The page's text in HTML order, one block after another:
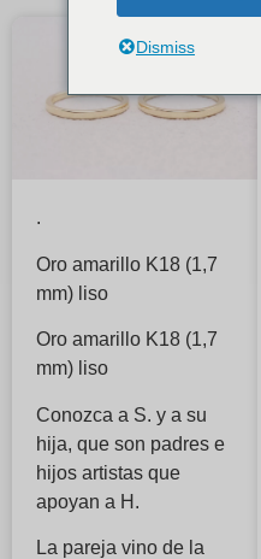
.
Oro amarillo K18 (1,7
mm) liso
Oro amarillo K18 (1,7
mm) liso
Conozca a S. y a su
hija, que son padres e
hijos artistas que
apoyan a H.
La pareja vino de la
Dismiss